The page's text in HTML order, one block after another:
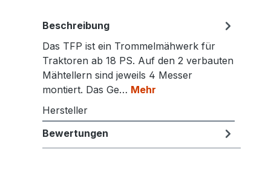
Beschreibung
Das TFP ist ein Trommelmähwerk für
Traktoren ab 18 PS. Auf den 2 verbauten
Mähtellern sind jeweils 4 Messer
montiert. Das Ge… Mehr
Hersteller
Bewertungen